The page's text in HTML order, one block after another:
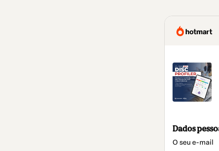
Dados
O seu e-mail